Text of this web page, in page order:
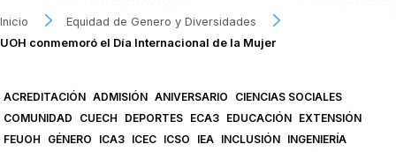
Inicio
Equidad de Genero y Diversidades
UOH conmemoró el Día Internacional de la Mujer
ACREDITACIÓN ADMISIÓN ANIVERSARIO
CIENCIAS SOCIALES
COMUNIDAD
CUECH DEPORTES ECA3 EDUCACIÓN EXTENSIÓN
FEUOH
GÉNERO ICA3 ICEC ICSO IEA INCLUSIÓN INGENIERÍA